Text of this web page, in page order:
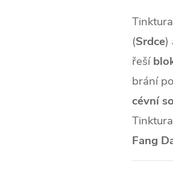
Tinktura
(Srdce)
řeší
brání
cévní
Tinktura
Fang